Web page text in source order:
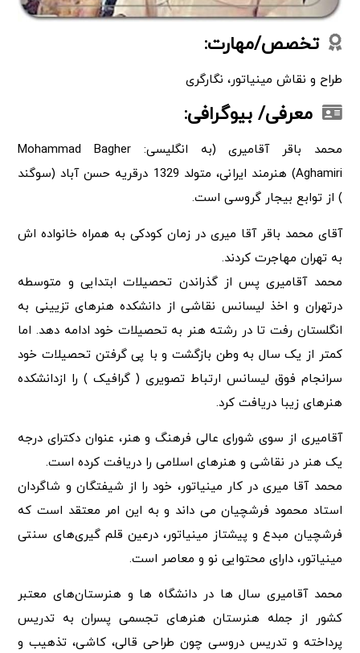
تخصص/مهارت:
طراح و نقاش مینیاتور، نگارگری
معرفی/ بیوگرافی:
محمد باقر آقامیری (به انگلیسی: Mohammad Bagher
Aghamiri) هنرمند ایرانی، متولد 1329 درقریه حسن آباد (سوگند
) از توابع بیجار گروسی است.
آقای محمد باقر آقا میری در زمان کودکی به همراه خانواده اش
به تهران مهاجرت کردند.
محمد آقامیری پس از گذراندن تحصیلات ابتدایی و متوسطه
درتهران و اخذ لیسانس نقاشی از دانشکده هنرهای تزیینی به
انگلستان رفت تا در رشته هنر به تحصیلات خود ادامه دهد. اما
کمتر از یک سال به وطن بازگشت و با پی گرفتن تحصیلات خود
سرانجام فوق لیسانس ارتباط تصویری ( گرافیک ) را ازدانشکده
هنرهای زیبا دریافت کرد.
آقامیری از سوی شورای عالی فرهنگ و هنر، عنوان دکترای درجه
یک هنر در نقاشی و هنرهای اسلامی را دریافت کرده است.
محمد آقا میری در کار مینیاتور، خود را از شیفتگان و شاگردان
استاد محمود فرشچیان می داند و به این امر معتقد است که
فرشچیان مبدع و پیشتاز مینیاتور، درعین قلم گیری‌های سنتی
مینیاتور، دارای محتوایی نو و معاصر است.
محمد آقامیری سال ها در دانشگاه ها و هنرستان‌های معتبر
کشور از جمله هنرستان هنرهای تجسمی پسران به تدریس
پرداخته و تدریس دروسی چون طراحی قالی، ‌کاشی، تذهیب و